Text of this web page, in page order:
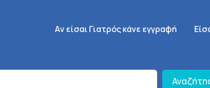
Κεντρική πλοήγηση
Aν είσαι Γιατρός κάνε εγγραφή SignUp